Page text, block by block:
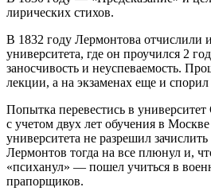
лирических стихов.
В 1832 году Лермонтова отчислили
университета, где он проучился 2
заносчивость и неуспеваемость.
лекции, а на экзаменах еще и
Попытка перевестись в университет
с учетом двух лет обучения в
университета не разрешил
Лермонтов тогда на все плюнул и,
«психанул» — пошел учиться в
прапорщиков.